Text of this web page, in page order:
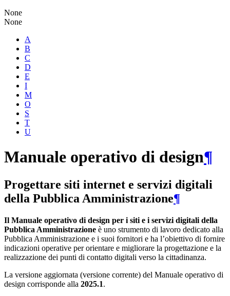
None
None
A
B
C
D
E
I
M
O
S
T
U
Manuale operativo di design¶
Progettare siti internet e servizi digitali
della Pubblica Amministrazione¶
Il Manuale operativo di design per i siti e i servizi digitali della
Pubblica Amministrazione è uno strumento di lavoro dedicato alla
Pubblica Amministrazione e i suoi fornitori e ha l’obiettivo di fornire
indicazioni operative per orientare e migliorare la progettazione e la
realizzazione dei punti di contatto digitali verso la cittadinanza.
La versione aggiornata (versione corrente) del Manuale operativo di
design corrisponde alla 2025.1.